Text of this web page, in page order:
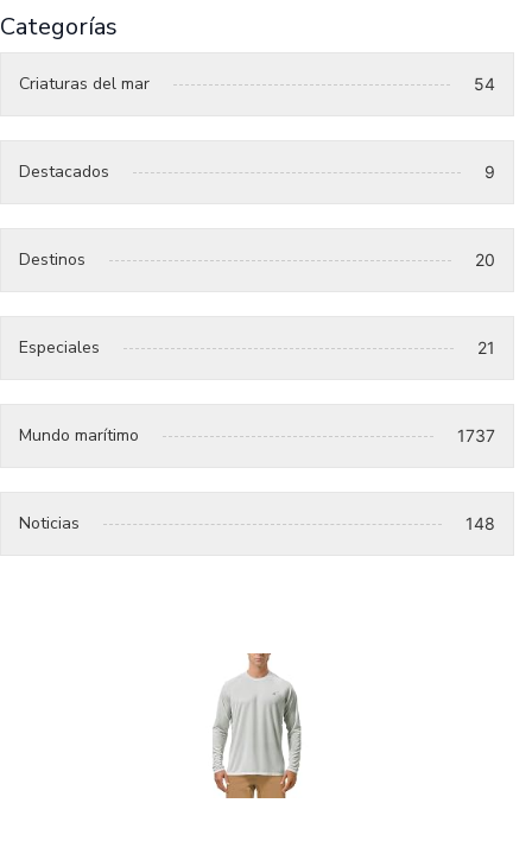
Categorías
Criaturas del mar 54
Destacados 9
Destinos 20
Especiales 21
Mundo marítimo 1737
Noticias 148